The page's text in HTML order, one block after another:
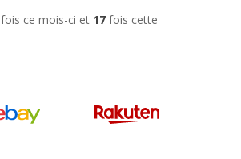
fois ce mois-ci et 17fois cette